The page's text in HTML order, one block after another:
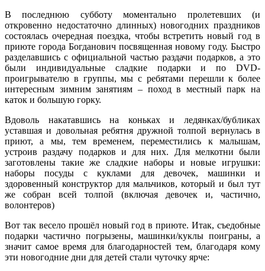
В последнюю субботу моментально пролетевших (и
откровенно недостаточно длинных) новогодних праздников
состоялась очередная поездка, чтобы встретить новый год в
приюте города Богданович посвященная новому году. Быстро
разделавшись с официальной частью раздачи подарков, а это
были индивидуальные сладкие подарки и по DVD-
проигрывателю в группы, мы с ребятами перешли к более
интересным зимним занятиям – поход в местный парк на
каток и большую горку.
Вдоволь накатавшись на коньках и ледянках/бубликах
уставшая и довольная ребятня дружной толпой вернулась в
приют, а мы, тем временем, переместились к малышам,
устроив раздачу подарков и для них. Для мелкотни были
заготовлены такие же сладкие наборы и новые игрушки:
наборы посуды с куклами для девочек, машинки и
здоровенный конструктор для мальчиков, который и был тут
же собран всей толпой (включая девочек и, частично,
волонтеров)
Вот так весело прошёл новый год в приюте. Итак, съедобные
подарки частично погрызены, машинки/куклы поиграны, а
значит самое время для благодарностей тем, благодаря кому
эти новогодние дни для детей стали чуточку ярче: